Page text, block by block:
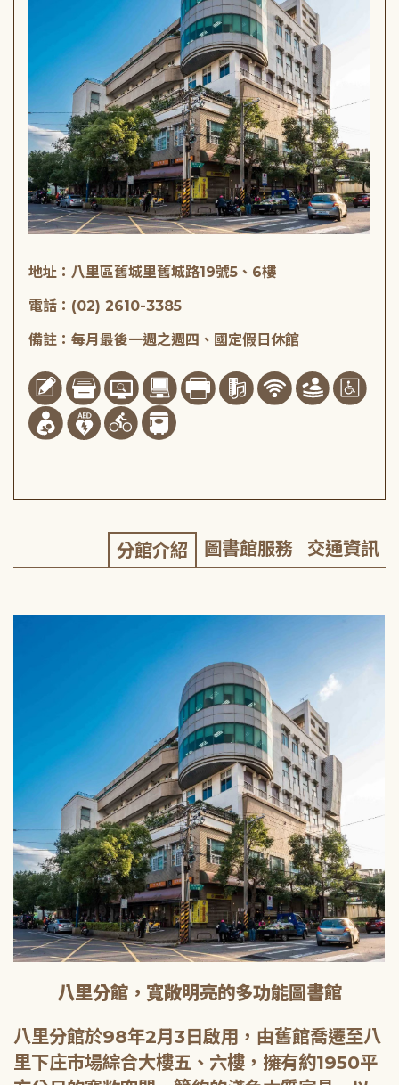
地址：八里區舊城里舊城路19號5、6樓
電話：(02) 2610-3385
備註：每月最後一週之週四、國定假日休館
分館介紹 圖書館服務 交通資訊
八里分館，寬敞明亮的多功能圖書館
八里分館於98年2月3日啟用，由舊館喬遷至八
里下庄市場綜合大樓五、六樓，擁有約1950平